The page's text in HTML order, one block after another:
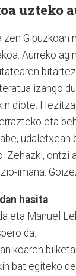
uzteko
zen Gipuzkoan
Aurreko
izango
diote.
eta
Zehazki,
imana.
hasita
eta Manuel
da.
bat egiteko